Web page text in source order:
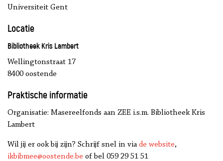
Universiteit Gent
Locatie
Bibliotheek Kris Lambert
Wellingtonstraat 17
8400 oostende
Praktische informatie
Organisatie: Masereelfonds aan ZEE i.s.m. Bibliotheek Kris
Lambert
Wil jij er ook bij zijn? Schrijf snel in viade website,
ikbibmee@oostende.be of bel 059 29 51 51